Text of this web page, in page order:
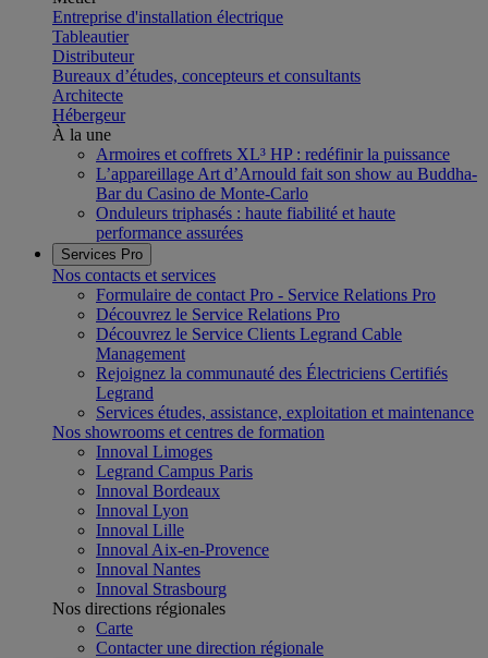
Entreprise d'installation électrique
Tableautier
Distributeur
Bureaux d’études, concepteurs et consultants
Architecte
Hébergeur
À la une
Armoires et coffrets XL³ HP : redéfinir la puissance
L’appareillage Art d’Arnould fait son show au Buddha-
Bar du Casino de Monte-Carlo
Onduleurs triphasés : haute fiabilité et haute
performance assurées
Services Pro
Nos contacts et services
Formulaire de contact Pro - Service Relations Pro
Découvrez le Service Relations Pro
Découvrez le Service Clients Legrand Cable
Management
Rejoignez la communauté des Électriciens Certifiés
Legrand
Services études, assistance, exploitation et maintenance
Nos showrooms et centres de formation
Innoval Limoges
Legrand Campus Paris
Innoval Bordeaux
Innoval Lyon
Innoval Lille
Innoval Aix-en-Provence
Innoval Nantes
Innoval Strasbourg
Nos directions régionales
Carte
Contacter une direction régionale